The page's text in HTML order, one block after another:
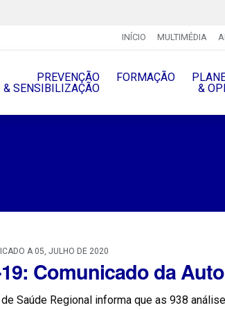
INÍCIO MULTIMÉDIA
PREVENÇÃO
& SENSIBILIZAÇÃO
FORMAÇÃO
&
A 05, JULHO DE 2020
Comunicado da
Saúde Regional informa que as 938